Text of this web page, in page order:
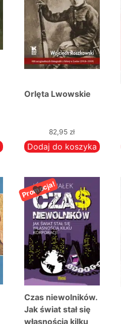
Orlęta Lwowskie
82,95zł
Dodaj do koszyka
Promocja!
Czas niewolników.
Jak świat stał się
własnością kilku